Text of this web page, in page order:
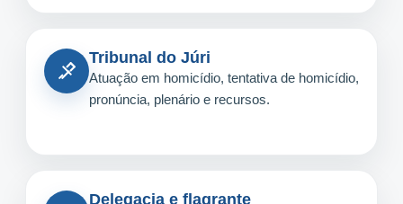
Tribunal do Júri
Atuação em homicídio, tentativa de homicídio,
pronúncia, plenário e recursos.
Delegacia e flagrante